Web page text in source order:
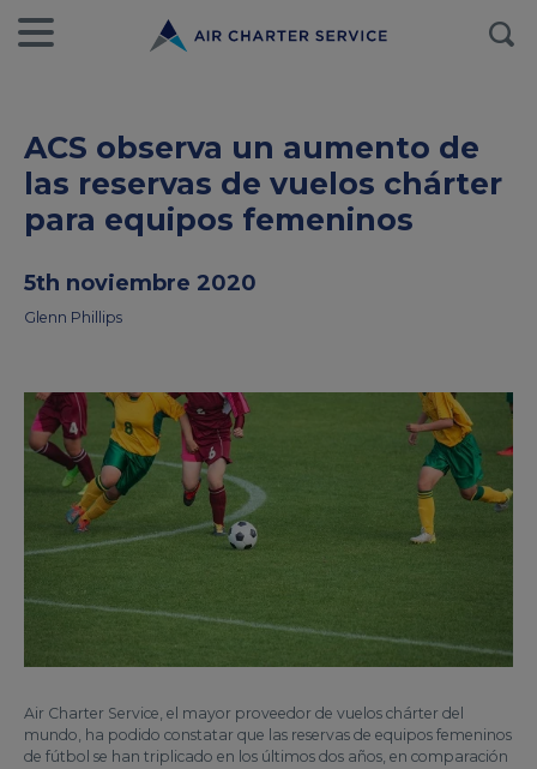
ACS observa un aumento de
las reservas de vuelos chárter
para equipos femeninos
5th noviembre 2020
Glenn Phillips
Air Charter Service, el mayor proveedor de vuelos chárter del
mundo, ha podido constatar que las reservas de equipos femeninos
de fútbol se han triplicado en los últimos dos años, en comparación